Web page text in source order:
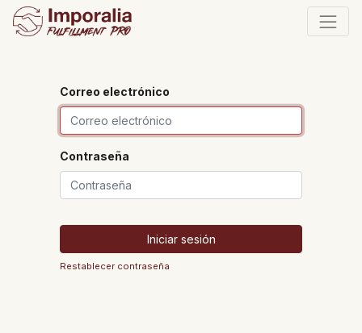
Correo electrónico
Contraseña
Iniciar sesión
Restablecer contraseña